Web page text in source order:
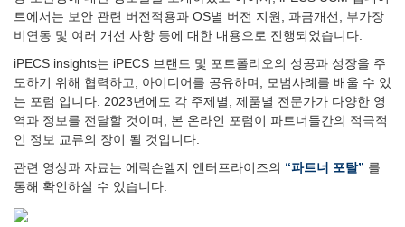
트에서는 보안 관련 버전적용과 OS별 버전 지원, 과금개선, 부가장
비연동 및 여러 개선 사항 등에 대한 내용으로 진행되었습니다.
iPECS insights는 iPECS 브랜드 및 포트폴리오의 성공과 성장을 주
도하기 위해 협력하고, 아이디어를 공유하며, 모범사례를 배울 수 있
는 포럼 입니다. 2023년에도 각 주제별, 제품별 전문가가 다양한 영
역과 정보를 전달할 것이며, 본 온라인 포럼이 파트너들간의 적극적
인 정보 교류의 장이 될 것입니다.
관련 영상과 자료는 에릭슨엘지 엔터프라이즈의 “파트너 포탈” 를
통해 확인하실 수 있습니다.